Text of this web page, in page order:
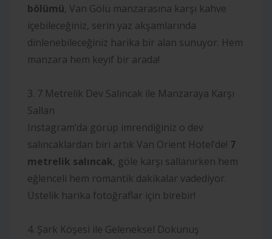
bölümü, Van Gölü manzarasına karşı kahve
içebileceğiniz, serin yaz akşamlarında
dinlenebileceğiniz harika bir alan sunuyor. Hem
manzara hem keyif bir arada!
3. 7 Metrelik Dev Salıncak ile Manzaraya Karşı
Sallan
Instagram’da görüp imrendiğiniz o dev
salıncaklardan biri artık Van Orient Hotel’de! 7
metrelik salıncak, göle karşı sallanırken hem
eğlenceli hem romantik dakikalar vadediyor.
Üstelik harika fotoğraflar için birebir!
4. Şark Köşesi ile Geleneksel Dokunuş